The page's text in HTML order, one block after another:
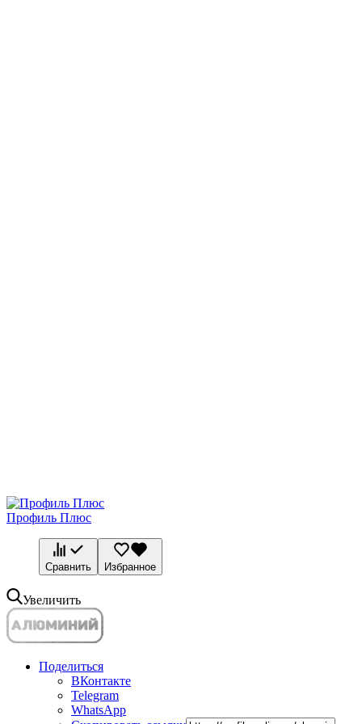
Профиль Плюс
Сравнить Избранное
Увеличить
Поделиться
ВКонтакте
Telegram
WhatsApp